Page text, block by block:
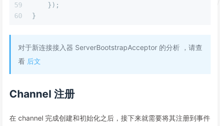
59
60
    });
}
对于新连接接入器 ServerBootstrapAcceptor 的分析 ，请查
看 后文
Channel 注册
在 channel 完成创建和初始化之后，接下来就需要将其注册到事件